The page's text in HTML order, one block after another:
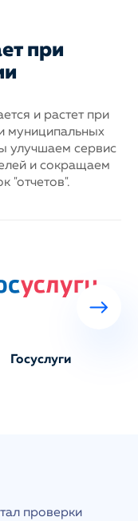
при
и растет при
муниципальных
улучшаем сервис
и сокращаем
"отчетов".
Госуслуги
проверки